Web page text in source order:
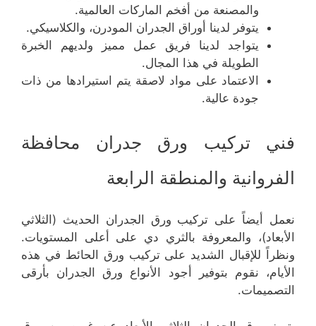
والمصنعة من أفخم الماركات العالمية.
يتوفر لدينا أوراق الجدران المودرن، والكلاسيكي.
يتواجد لدينا فريق عمل مميز ولديهم الخبرة
الطويلة في هذا المجال.
الاعتماد على مواد لاصقة يتم استيرادها من ذات
جودة عالية.
فني تركيب ورق جدران محافظة
الفروانية والمنطقة الرابعة
نعمل أيضاً على تركيب ورق الجدران الحديث (الثلاثي
الأبعاد)، والمعروفة بالثري دي على أعلى المستويات.
ونظراً للإقبال الشديد على تركيب ورق الحائط في هذه
الأيام، نقوم بتوفير أجود الأنواع ورق الجدران بأرقى
التصميمات.